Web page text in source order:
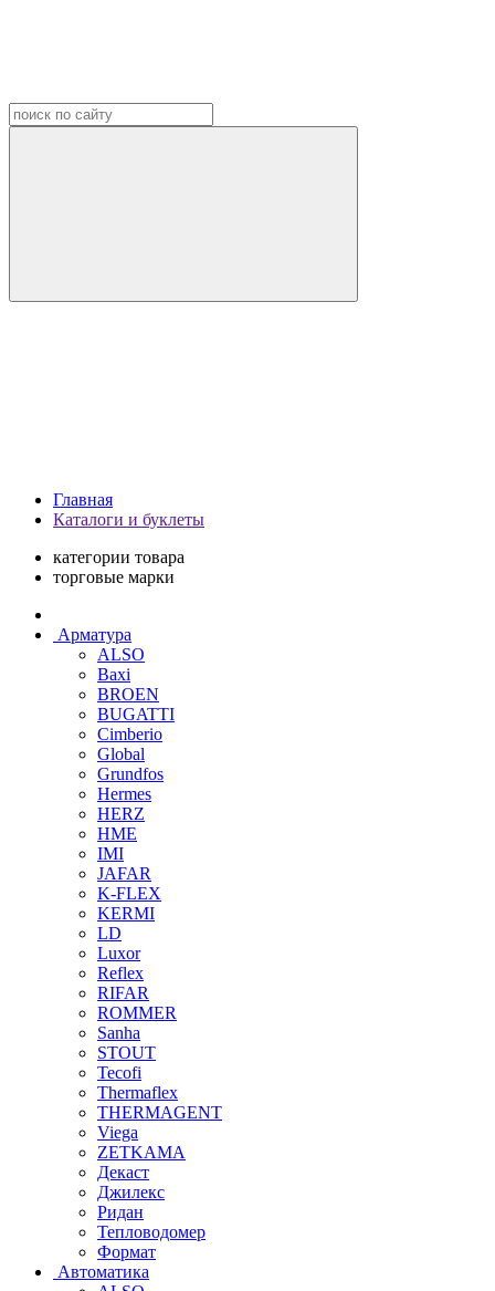
Главная
Каталоги и буклеты
категории товара
торговые марки
Арматура
ALSO
Baxi
BROEN
BUGATTI
Cimberio
Global
Grundfos
Hermes
HERZ
HME
IMI
JAFAR
K-FLEX
KERMI
LD
Luxor
Reflex
RIFAR
ROMMER
Sanha
STOUT
Tecofi
Thermaflex
THERMAGENT
Viega
ZETKAMA
Декаст
Джилекс
Ридан
Тепловодомер
Формат
Автоматика